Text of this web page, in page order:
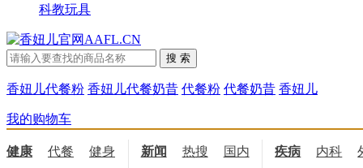
科教玩具
香妞儿代餐粉 香妞儿代餐奶昔 代餐粉 代餐奶昔 香妞儿
我的购物车
健康 代餐 健身 饮食
新闻 热搜 国内 国际
疾病 内科